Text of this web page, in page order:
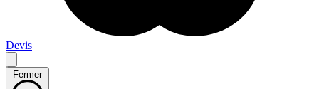
Devis
Fermer